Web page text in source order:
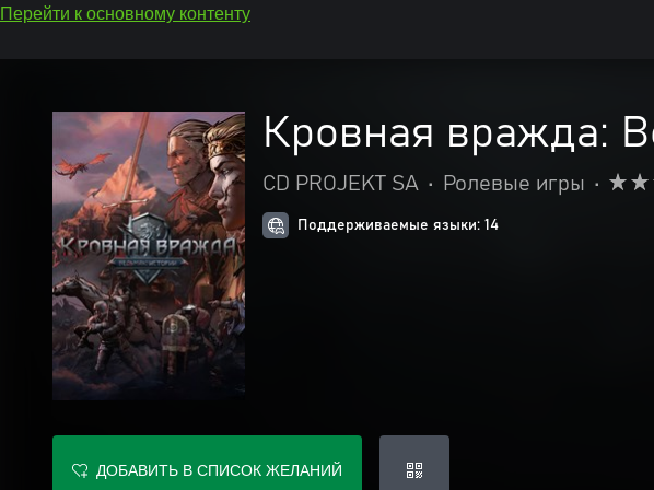
Перейти к основному контенту
Кровная вражда:
CD PROJEKT SA • Ролевые игры •
Поддерживаемые языки: 14
ДОБАВИТЬ В СПИСОК ЖЕЛАНИЙ